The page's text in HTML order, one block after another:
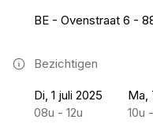
BE - Ovenstraat 6 -
Bezichtigen
Di, 1 juli 2025
08u - 12u
Ma,
10u